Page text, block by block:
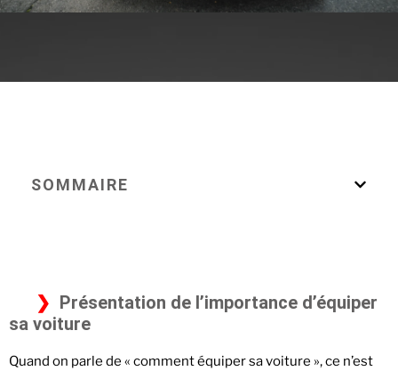
SOMMAIRE
Présentation de l’importance d’équiper
sa voiture
Quand on parle de « comment équiper sa voiture », ce n’est